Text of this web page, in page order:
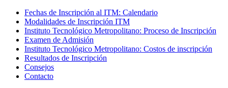
Fechas de Inscripción al ITM: Calendario
Modalidades de Inscripción ITM
Instituto Tecnológico Metropolitano: Proceso de Inscripción
Examen de Admisión
Instituto Tecnológico Metropolitano: Costos de inscripción
Resultados de Inscripción
Consejos
Contacto